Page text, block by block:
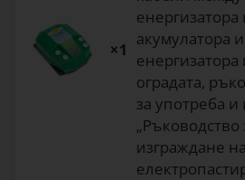
×1
енергизатора
акумулатора
енергизатора
оградата,
за употреба и
„Ръководство
изграждане на